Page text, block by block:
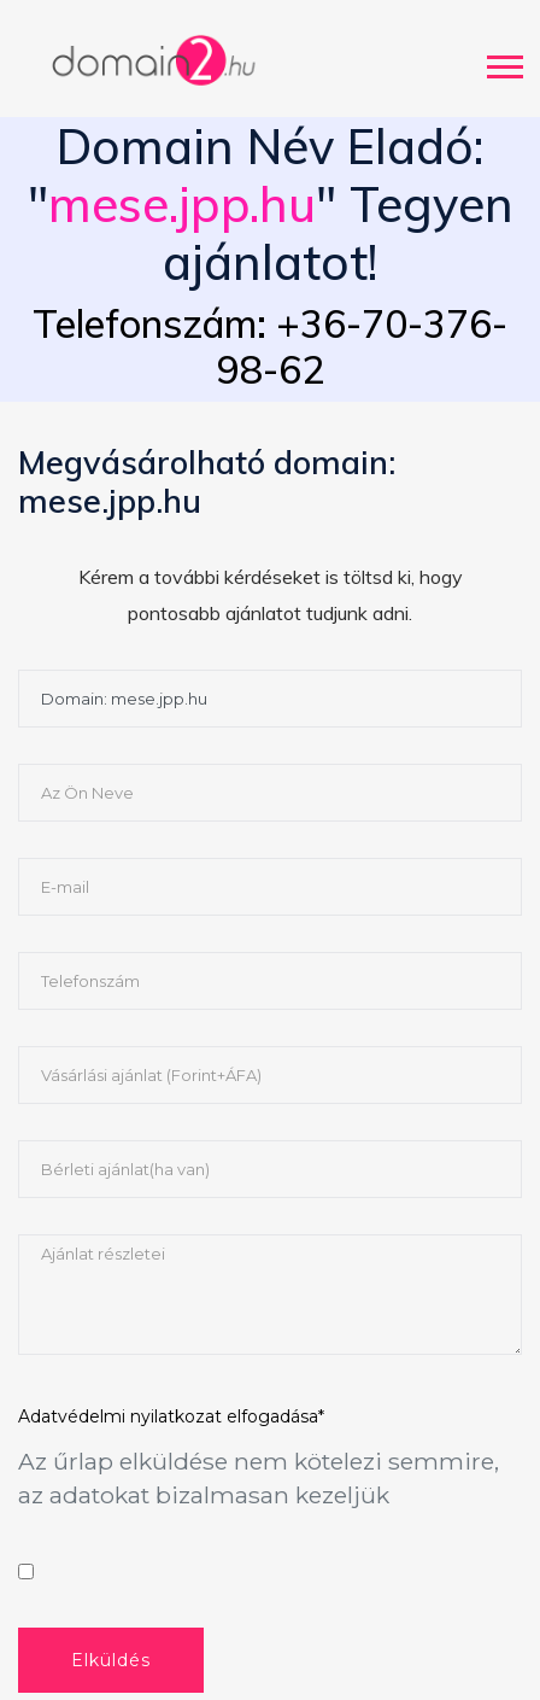
Domain Név Eladó:
"mese.jpp.hu" Tegyen
ajánlatot!
Telefonszám: +36-70-376-
98-62
Megvásárolható domain:
mese.jpp.hu
Kérem a további kérdéseket is töltsd ki, hogy
pontosabb ajánlatot tudjunk adni.
Adatvédelmi nyilatkozat elfogadása*
Az űrlap elküldése nem kötelezi semmire,
az adatokat bizalmasan kezeljük
Elküldés